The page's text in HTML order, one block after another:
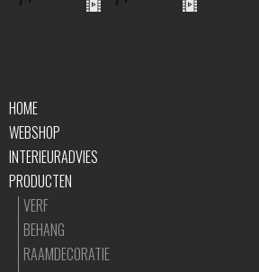
HOME
WEBSHOP
INTERIEURADVIES
PRODUCTEN
VERF
BEHANG
RAAMDECORATIE